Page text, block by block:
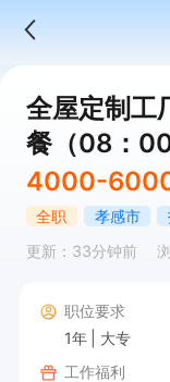
全屋定制工
餐（08：
4000-
全职 孝感市
更新：33分钟前
职位要求
1年
大专
工作福利